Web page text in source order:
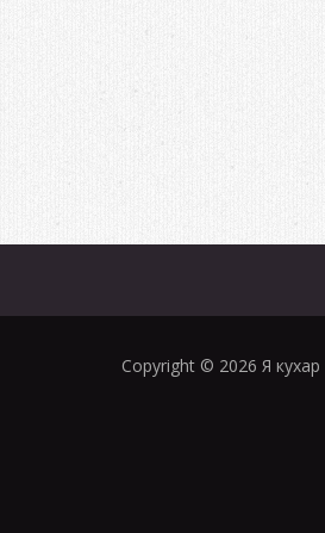
Copyright © 2026 Я кухар